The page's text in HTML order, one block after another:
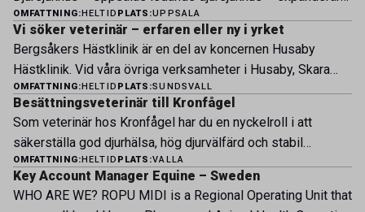
nu sin specialistverksamhet och söker legitimerade
veterinärer med specialistkompetens som vill vara med
och forma vårt nästa kapitel. Hos oss möter du ett
engagerat team, moderna faciliteter och verkliga
möjligheter att bedriva avancerad djursjukvård. Vad vi
erbjuder Särskilt meriterande: […]
OMFATTNING: HELTID PLATS:UPPSALA
Vi söker veterinär – erfaren eller ny i yrket
Bergsåkers Hästklinik är en del av koncernen Husaby
Hästklinik. Vid våra övriga verksamheter i Husaby, Skara
och Bjertorp jobbar idag ett 60-tal medarbetare. Om kliniken
Bergsåkers Hästklinik bedriver veterinärverksamhet i en
modern klinik vid Bergsåkers travbana, Sundsvall. Vi
erbjuder ett mångfasetterat utbud av undersökningar och
behandlingar i välutrustade lokaler. Vi har cirka 7 500
patienter […]
OMFATTNING: HELTID PLATS:SUNDSVALL
Besättningsveterinär till Kronfågel
Som veterinär hos Kronfågel har du en nyckelroll i att
säkerställa god djurhälsa, hög djurvälfärd och stabil
produktion genom hela värdekedjan. Du arbetar nära våra
kontrakterade uppfödare och tillsammans med kollegor
inom produktion, kläckeri, slakt och kvalitet. Rollen präglas
OMFATTNING: HELTID PLATS:VALLA
Key Account Manager Equine – Sweden
WHO ARE WE? ROPU MIDI is a Regional Operating Unit that